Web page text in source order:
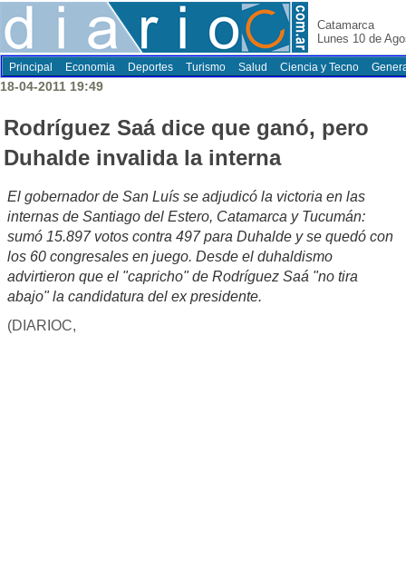
Catamarca
Lunes 10 de
Principal Economia Deportes Turismo Salud Ciencia y Tecno
18-04-2011 19:49
Rodríguez Saá dice que ganó, pero
Duhalde invalida la interna
El gobernador de San Luís se adjudicó la victoria en las
internas de Santiago del Estero, Catamarca y Tucumán:
sumó 15.897 votos contra 497 para Duhalde y se quedó con
los 60 congresales en juego. Desde el duhaldismo
advirtieron que el "capricho" de Rodríguez Saá "no tira
abajo" la candidatura del ex presidente.
(DIARIOC,